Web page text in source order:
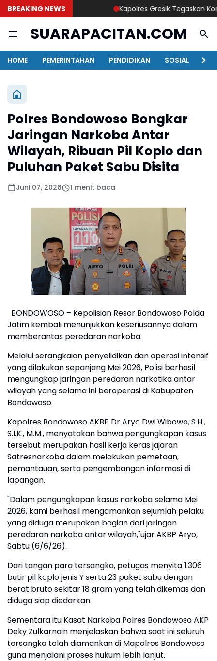
BREAKING NEWS Kapolres Gresik Tegaskan
SUARAPACITAN.COM
HOME PEMERINTAHAN PENDIDIKAN SOSIAL
Polres Bondowoso Bongkar
Jaringan Narkoba Antar
Wilayah, Ribuan Pil Koplo dan
Puluhan Paket Sabu Disita
Juni 07, 2026 1 menit baca
BONDOWOSO – Kepolisian Resor Bondowoso Polda
Jatim kembali menunjukkan keseriusannya dalam
memberantas peredaran narkoba.
Melalui serangkaian penyelidikan dan operasi intensif
yang dilakukan sepanjang Mei 2026, Polisi berhasil
mengungkap jaringan peredaran narkotika antar
wilayah yang selama ini beroperasi di Kabupaten
Bondowoso.
Kapolres Bondowoso AKBP Dr Aryo Dwi Wibowo, S.H.,
S.I.K., M.M., menyatakan bahwa pengungkapan kasus
tersebut merupakan hasil kerja keras jajaran
Satresnarkoba dalam melakukan pemetaan,
pemantauan, serta pengembangan informasi di
lapangan.
"Dalam pengungkapan kasus narkoba selama Mei
2026, kami berhasil mengamankan sejumlah pelaku
yang diduga merupakan bagian dari jaringan
peredaran narkoba antar wilayah,"ujar AKBP Aryo,
Sabtu (6/6/26).
Dari tangan para tersangka, petugas menyita 1.306
butir pil koplo jenis Y serta 23 paket sabu dengan
berat bruto sekitar 18 gram yang telah dikemas dan
diduga siap diedarkan.
Sementara itu Kasat Narkoba Polres Bondowoso AKP
Deky Zulkarnain menjelaskan bahwa saat ini seluruh
tersangka telah diamankan di Mapolres Bondowoso
guna menjalani proses hukum lebih lanjut.